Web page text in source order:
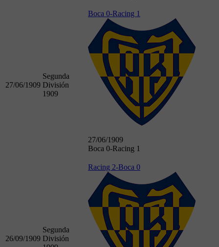
27/06/1909
Segunda
División
1909
Boca 0-Racing 1
27/06/1909
Boca 0-Racing 1
26/09/1909
Segunda
División
Racing 2-Boca 0